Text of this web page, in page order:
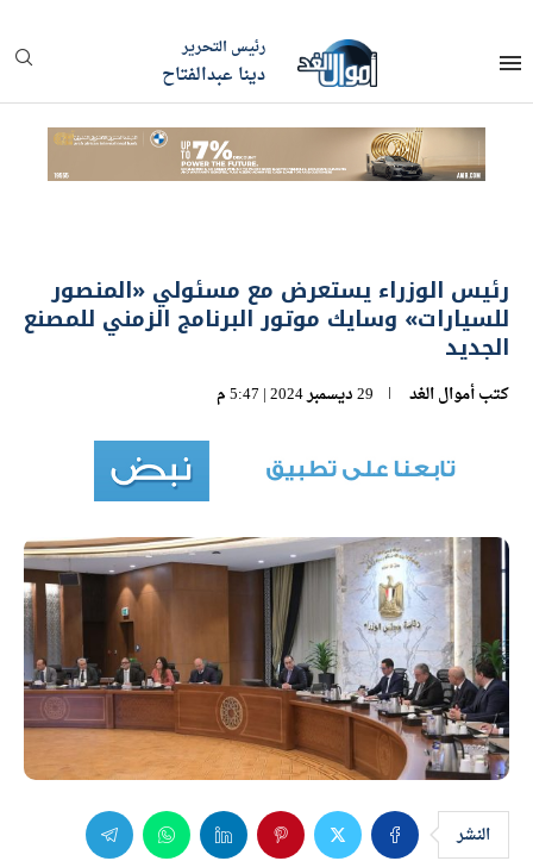
رئيس التحرير
دينا عبدالفتاح
رئيس الوزراء يستعرض مع مسئولي «المنصور
للسيارات» وسايك موتور البرنامج الزمني للمصنع
الجديد
كتبأموال الغد 29 ديسمبر 2024 | 5:47 م
النشر